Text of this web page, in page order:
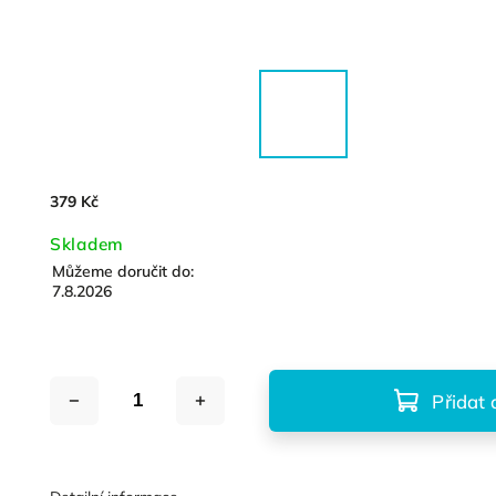
379 Kč
Skladem
Můžeme doručit do:
7.8.2026
Přidat